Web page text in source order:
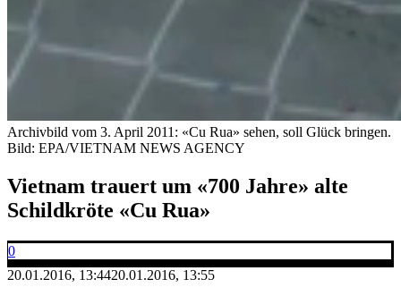
Archivbild vom 3. April 2011: «Cu Rua» sehen, soll Glück bringen.
Bild: EPA/VIETNAM NEWS AGENCY
Vietnam trauert um «700 Jahre» alte
Schildkröte «Cu Rua»
0
20.01.2016, 13:4420.01.2016, 13:55